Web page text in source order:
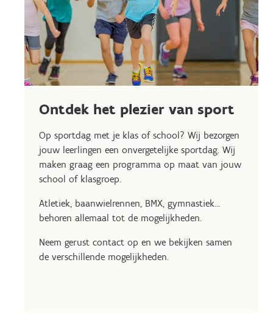
Ontdek het plezier van sport
Op sportdag met je klas of school? Wij bezorgen
jouw leerlingen een onvergetelijke sportdag. Wij
maken graag een programma op maat van jouw
school of klasgroep.
Atletiek, baanwielrennen, BMX, gymnastiek...
behoren allemaal tot de mogelijkheden.
Neem gerust contact op en we bekijken samen
de verschillende mogelijkheden.